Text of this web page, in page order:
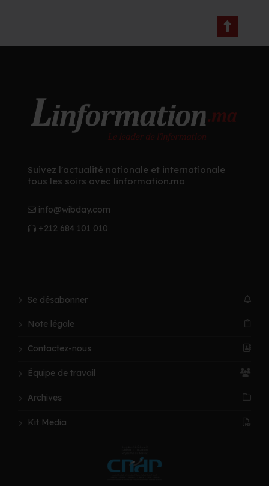
Suivez l'actualité nationale et internationale
tous les soirs avec linformation.ma
info@wibday.com
+212 684 101 010
Se désabonner
Note légale
Contactez-nous
Équipe de travail
Archives
Kit Media